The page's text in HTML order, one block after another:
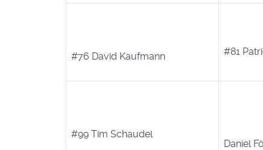
#76 David Kaufmann #81
#99 Tim Schaudel
Daniel